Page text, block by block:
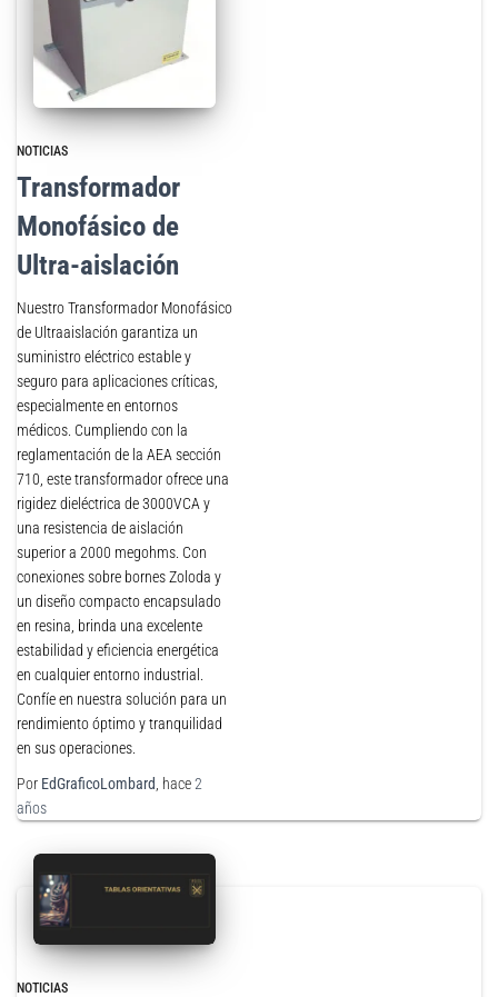
NOTICIAS
Transformador
Monofásico de
Ultra-aislación
Nuestro Transformador Monofásico
de Ultraaislación garantiza un
suministro eléctrico estable y
seguro para aplicaciones críticas,
especialmente en entornos
médicos. Cumpliendo con la
reglamentación de la AEA sección
710, este transformador ofrece una
rigidez dieléctrica de 3000VCA y
una resistencia de aislación
superior a 2000 megohms. Con
conexiones sobre bornes Zoloda y
un diseño compacto encapsulado
en resina, brinda una excelente
estabilidad y eficiencia energética
en cualquier entorno industrial.
Confíe en nuestra solución para un
rendimiento óptimo y tranquilidad
en sus operaciones.
Por EdGraficoLombard , hace2
años
NOTICIAS